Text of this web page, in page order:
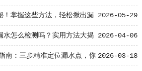
2026-05-29
！掌握这些方法，轻松揪出漏
2026-04-06
水怎么检测吗？实用方法大揭
2026-03-18
南：三步精准定位漏水点，你